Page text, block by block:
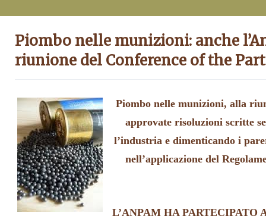
Piombo nelle munizioni: anche
riunione del Conference of the
Piombo nelle munizioni, alla
approvate risoluzioni scritte
l’industria e dimenticando i
nell’applicazione del
L’ANPAM HA PARTECIPATO